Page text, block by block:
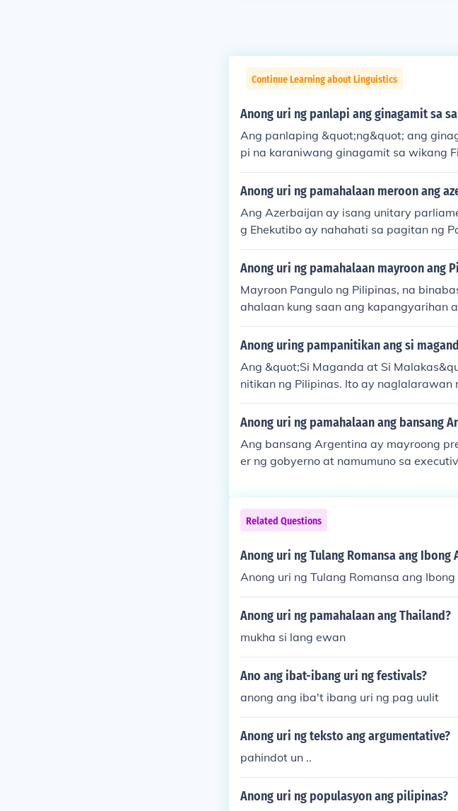
Continue Learning about Linguistics
Anong uri ng panlapi ang ginagamit sa
Ang panlaping &quot;ng&quot; ang
pi na karaniwang ginagamit sa wikang
ugat.
Anong uri ng pamahalaan meroon ang
Ang Azerbaijan ay isang unitary
g Ehekutibo ay nahahati sa pagitan ng
bansa ay Ang Kongreso ng mga
as na hukuman.
Anong uri ng pamahalaan mayroon ang
Mayroon Pangulo ng Pilipinas, na
ahalaan kung saan ang kapangyarihan
atura, at hudikatura.
Anong uring pampanitikan ang si
Ang &quot;Si Maganda at Si
nitikan ng Pilipinas. Ito ay
sal at malakas na paninindigan.
Anong uri ng pamahalaan ang bansang
Ang bansang Argentina ay mayroong
er ng gobyerno at namumuno sa
may limitadong kapangyarihan.
Related Questions
Anong uri ng Tulang Romansa ang Ibong
Anong uri ng Tulang Romansa ang
Anong uri ng pamahalaan ang Thailand?
mukha si lang ewan
Ano ang ibat-ibang uri ng festivals?
anong ang iba't ibang uri ng pag uulit
Anong uri ng teksto ang argumentative?
pahindot un ..
Anong uri ng populasyon ang pilipinas?